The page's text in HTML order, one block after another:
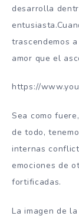
desarrolla
trascendemos
amor que el
https://
Sea como
de todo,
internas
emociones de
fortificadas.
La imagen de